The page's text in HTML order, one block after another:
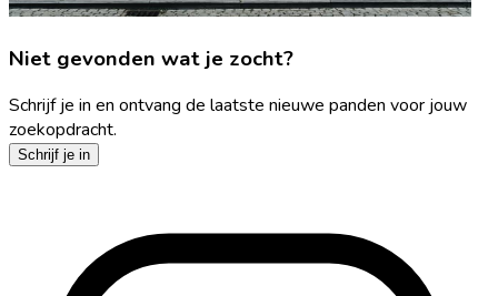
Niet gevonden wat je zocht?
Schrijf je in en ontvang de laatste nieuwe panden voor jouw
zoekopdracht.
Schrijf je in